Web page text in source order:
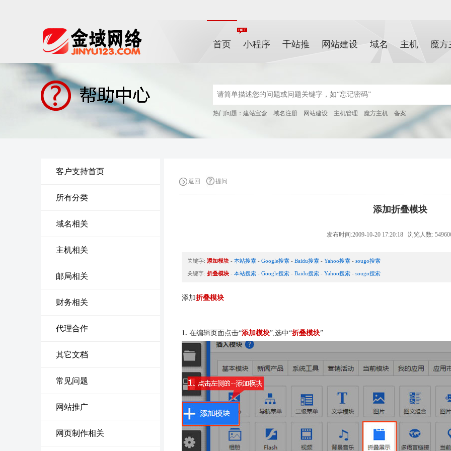
首页 小程序 千站推 网站建设 域名 主机 魔方
热门问题： 建站宝盒 域名注册 网站建设 主机管理 魔方主机 备案
客户支持首页
所有分类
域名相关
主机相关
邮局相关
财务相关
代理合作
其它文档
常见问题
网站推广
网页制作相关
返回 提问
添加折叠模块
发布时间:2009-10-20 17:20:18 浏览人数:
关键字: 添加模块 - 本站搜索 - Google搜索 - Baidu搜索 - Yahoo搜索 - sougo搜索
关键字: 折叠模块 - 本站搜索 - Google搜索 - Baidu搜索 - Yahoo搜索 - sougo搜索
添加折叠模块
1. 在编辑页面点击“添加模块”,选中“折叠模块”